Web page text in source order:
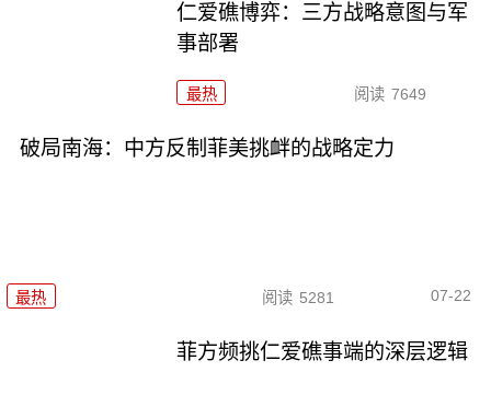
仁爱礁博弈：三方战略意图与军
事部署
最热 阅读 7649
破局南海：中方反制菲美挑衅的战略定力
最热 阅读 5281 07-22
菲方频挑仁爱礁事端的深层逻辑